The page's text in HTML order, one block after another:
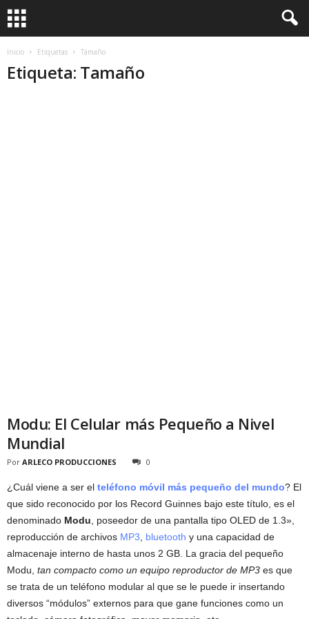
Inicio Etiquetas Tamaño
Etiqueta: Tamaño
Modu: El Celular más Pequeño a Nivel
Mundial
Por ARLECO PRODUCCIONES 0
¿Cuál viene a ser el teléfono móvil más pequeño del mundo? El
que sido reconocido por los Record Guinnes bajo este título, es el
denominado Modu , poseedor de una pantalla tipo OLED de 1.3»,
reproducción de archivos MP3 bluetooth y una capacidad de
almacenaje interno de hasta unos 2 GB. La gracia del pequeño
Modu, tan compacto como un equipo reproductor de MP3 es que
se trata de un teléfono modular al que se le puede ir insertando
diversos “módulos” externos para que gane funciones como un